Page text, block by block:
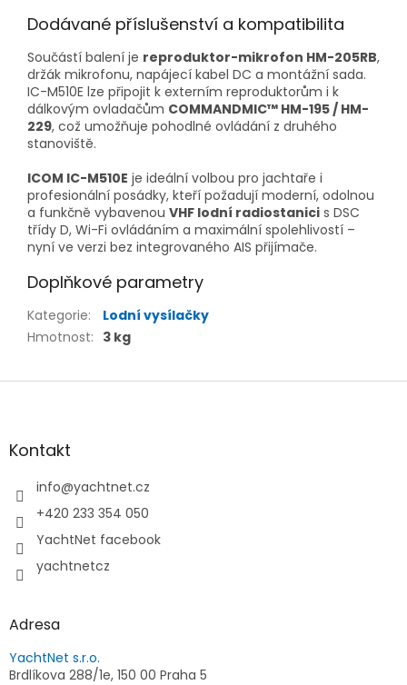
Dodávané příslušenství a kompatibilita
Součástí balení je reproduktor-mikrofon HM-205RB,
držák mikrofonu, napájecí kabel DC a montážní sada.
IC-M510E lze připojit k externím reproduktorům i k
dálkovým ovladačům COMMANDMIC™ HM-195 / HM-
229, což umožňuje pohodlné ovládání z druhého
stanoviště.
ICOM IC-M510E je ideální volbou pro jachtaře i
profesionální posádky, kteří požadují moderní, odolnou
a funkčně vybavenou VHF lodní radiostanici s DSC
třídy D, Wi-Fi ovládáním a maximální spolehlivostí –
nyní ve verzi bez integrovaného AIS přijímače.
Doplňkové parametry
Kategorie:
Lodní vysílačky
Hmotnost: 3 kg
Z
aKontakt
info@yachtnet.cz
+420 233 354 050
YachtNet facebook
yachtnetcz
Adresa
YachtNet s.r.o.
Brdlíkova 288/1e, 150 00 Praha 5